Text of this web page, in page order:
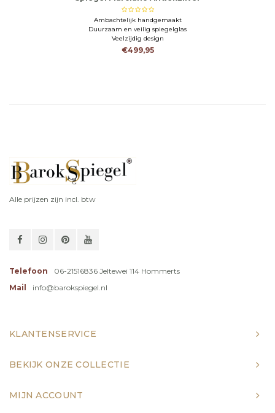
Ambachtelijk handgemaakt
Duurzaam en veilig spiegelglas
Veelzijdig design
€499,95
Alle prijzen zijn incl. btw
Telefoon
06-21516836 Jeltewei 114 Hommerts
Mail
info@barokspiegel.nl
KLANTENSERVICE
BEKIJK ONZE COLLECTIE
MIJN ACCOUNT